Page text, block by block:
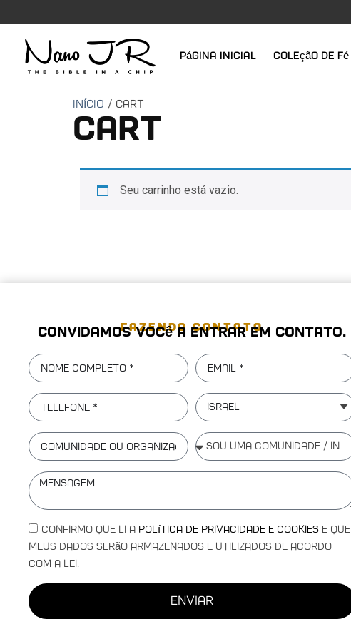
Página inicial Coleção de Fé
Início / Cart
Cart
Seu carrinho está vazio.
FAZENDO CONTATO
Convidamos você a entrar em contato.
Israel
Confirmo que li a Política de Privacidade e Cookies e que
meus dados serão armazenados e utilizados de acordo
com a lei.
enviar